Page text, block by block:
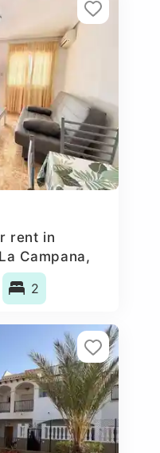
rent in
Campana,
2